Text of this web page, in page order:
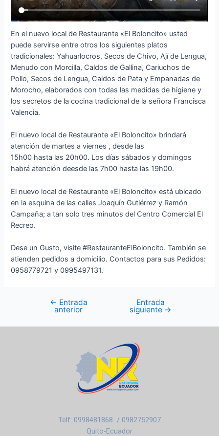
En el nuevo local de Restaurante «El Boloncito» usted
puede servirse entre otros los siguientes platos
tradicionales: Yahuarlocros, Secos de Chivo, Ají de Lengua,
Menudo con Morcilla, Caldos de Gallina, Cariuchos de
Pollo, Secos de Lengua, Caldos de Pata y Empanadas de
Morocho, elaborados con todas las medidas de higiene y
los secretos de la cocina tradicional de la señora Francisca
Valencia.
El nuevo local de Restaurante «El Boloncito» brindará
atención de martes a viernes , desde las
15h00 hasta las 20h00. Los días sábados y domingos
habrá atención deesde las 7h00 hasta las 19h00.
El nuevo local de Restaurante «El Boloncito» está ubicado
en la esquina de las calles Joaquín Gutiérrez y Ramón
Campaña; a tan solo tres minutos del Centro Comercial El
Recreo.
Dese un Gusto, visite #RestauranteElBoloncito. También se
atienden pedidos a domicilio. Contactos para sus Pedidos:
0958779721 y 0995497131.
← Entrada
anterior
Entrada
siguiente →
Telf: 0998481868 / 0982752907
Quito-Ecuador